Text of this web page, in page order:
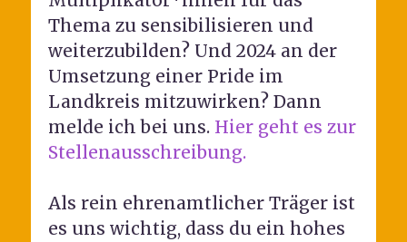
Thema zu sensibilisieren und
weiterzubilden? Und 2024 an der
Umsetzung einer Pride im
Landkreis mitzuwirken? Dann
melde ich bei uns. Hier geht es zur
Stellenausschreibung.
Als rein ehrenamtlicher Träger ist
es uns wichtig, dass du ein hohes